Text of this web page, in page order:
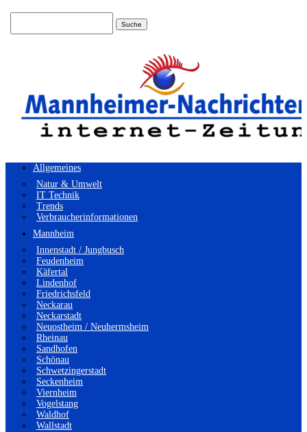
Allgemeines
Natur & Umwelt
IT Technik
Trends
Verbraucherinformationen
Mannheim
Innenstadt / Jungbusch
Feudenheim
Käfertal
Lindenhof
Friedrichsfeld
Neckarau
Neckarstadt
Neuostheim / Neuhermsheim
Rheinau
Sandhofen
Schönau
Schwetzingerstadt
Seckenheim
Viernheim
Vogelstang
Waldhof
Wallstadt